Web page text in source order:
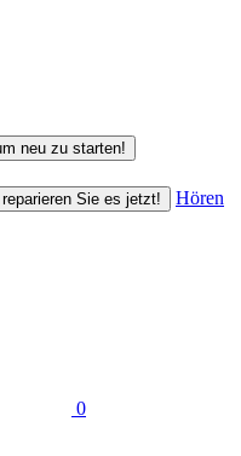
neu zu starten!
Sie es jetzt!
Hören
0